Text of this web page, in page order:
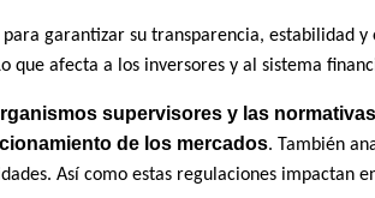
garantizar su transparencia, estabilidad y
que afecta a los inversores y al sistema
supervisores y las
de los mercados. También
Así como estas regulaciones impactan